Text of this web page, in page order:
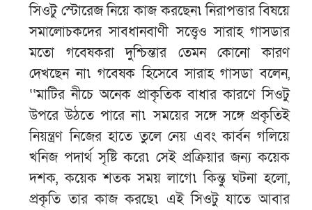
সিওটু স্টোরেজ নিয়ে কাজ করছেন৷ নিরাপত্তার বিষয়ে
সমালোচকদের সাবধানবাণী সত্ত্বেও সারাহ গাসডার
মতো গবেষকরা দুশ্চিন্তার তেমন কোনো কারণ
দেখছেন না৷ গবেষক হিসেবে সারাহ গাসডা বলেন,
‘‘মাটির নীচে অনেক প্রাকৃতিক বাধার কারণে সিওটু
উপরে উঠতে পারে না৷ সময়ের সঙ্গে সঙ্গে প্রকৃতিই
নিয়ন্ত্রণ নিজের হাতে তুলে নেয় এবং কার্বন গলিয়ে
খনিজ পদার্থ সৃষ্টি করে৷ সেই প্রক্রিয়ার জন্য কয়েক
দশক, কয়েক শতক সময় লাগে৷ কিন্তু ঘটনা হলো,
প্রকৃতি তার কাজ করছে৷ এই সিওটু যাতে আবার